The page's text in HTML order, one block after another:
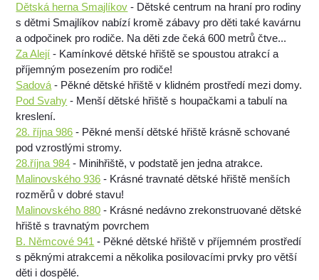
Dětská herna Smajlíkov - Dětské centrum na hraní pro rodiny
s dětmi Smajlíkov nabízí kromě zábavy pro děti také kavárnu
a odpočinek pro rodiče. Na děti zde čeká 600 metrů čtve...
Za Alejí - Kamínkové dětské hřiště se spoustou atrakcí a
příjemným posezením pro rodiče!
Sadová - Pěkné dětské hřiště v klidném prostředí mezi domy.
Pod Svahy - Menší dětské hřiště s houpačkami a tabulí na
kreslení.
28. října 986 - Pěkné menší dětské hřiště krásně schované
pod vzrostlými stromy.
28.října 984 - Minihřiště, v podstatě jen jedna atrakce.
Malinovského 936 - Krásné travnaté dětské hřiště menších
rozměrů v dobré stavu!
Malinovského 880 - Krásné nedávno zrekonstruované dětské
hřiště s travnatým povrchem
B. Němcové 941 - Pěkné dětské hřiště v příjemném prostředí
s pěknými atrakcemi a několika posilovacími prvky pro větší
děti i dospělé.